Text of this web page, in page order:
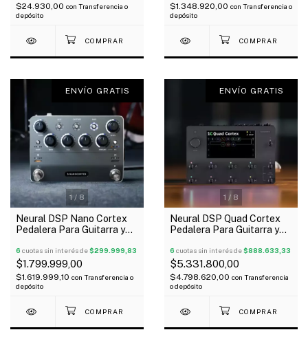
$24.930,00 con Transferencia o
depósito
$1.348.920,00 con Transferencia o
depósito
1/ 8
ENVÍO GRATIS
Neural DSP Nano Cortex
Pedalera Para Guitarra y
6 cuotas sin interés de$299.999,83
$1.799.999,00
$1.619.999,10 con Transferencia o
depósito
1 / 8
ENVÍO GRATIS
Neural DSP Quad Cortex
Pedalera Para Guitarra y
6 cuotas sin interés de$888.633,33
$5.331.800,00
$4.798.620,00 con Transferencia
o depósito